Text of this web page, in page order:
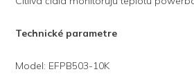
Technické parametre
Model: EFPB503-10K